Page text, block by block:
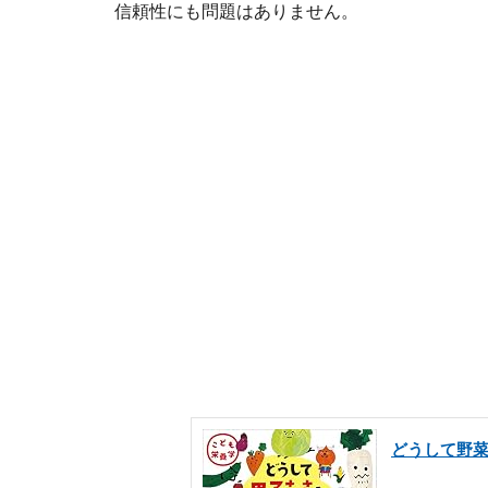
信頼性にも問題はありません。
どうして野